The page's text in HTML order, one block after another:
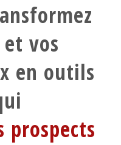
vos
en outils
prospects